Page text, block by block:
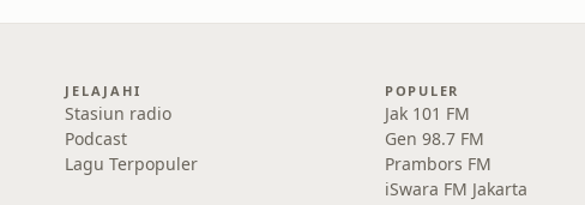
JELAJAHI
Stasiun radio
Podcast
Lagu Terpopuler
POPULER
Jak 101 FM
Gen 98.7 FM
Prambors FM
iSwara FM Jakarta